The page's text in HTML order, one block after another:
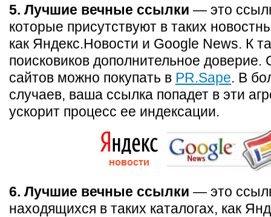
5. Лучшие вечные ссылки — это
которые присутствуют в таких
как Яндекс.Новости и Google News. К
поисковиков дополнительное доверие.
сайтов можно покупать в PR.Sape. В
случаев, ваша ссылка попадет в эти
ускорит процесс ее индексации.
6. Лучшие вечные ссылки — это
находящихся в таких каталогах, как